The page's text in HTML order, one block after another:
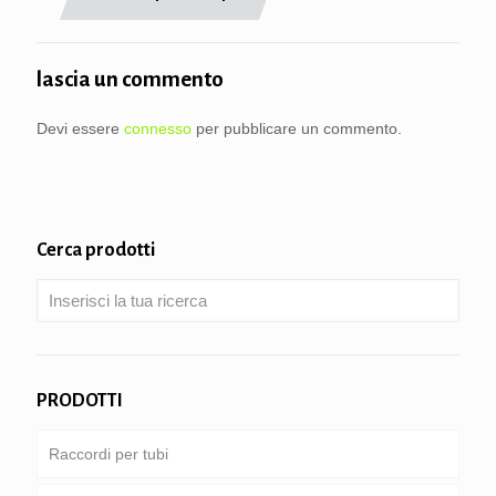
lascia un commento
Devi essere connesso per pubblicare un commento.
Cerca prodotti
PRODOTTI
Raccordi per tubi